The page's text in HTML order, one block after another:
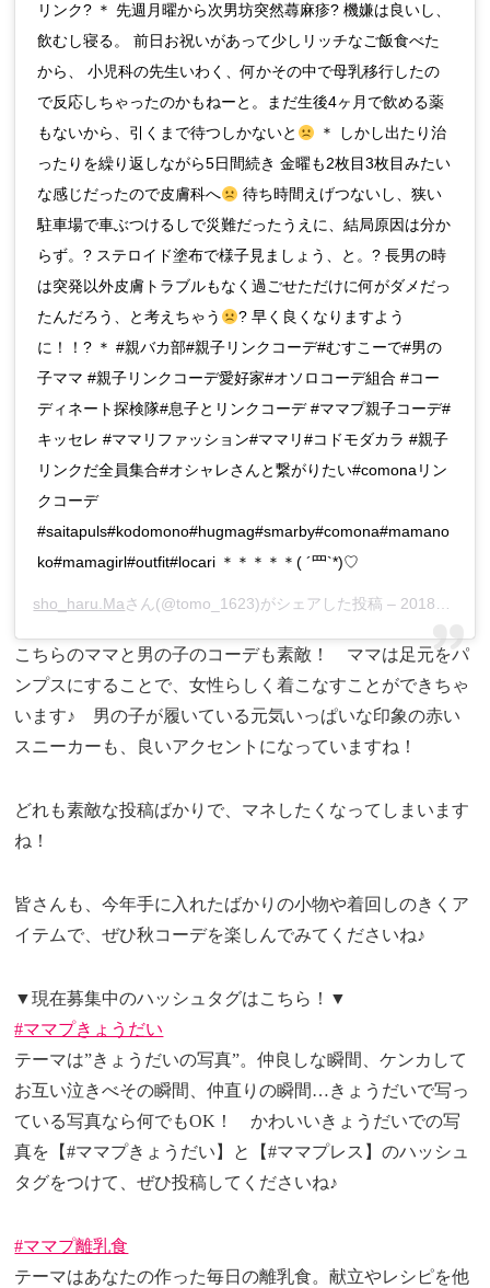
リンク? ＊ 先週月曜から次男坊突然蕁麻疹? 機嫌は良いし、
飲むし寝る。 前日お祝いがあって少しリッチなご飯食べた
から、 小児科の先生いわく、何かその中で母乳移行したの
で反応しちゃったのかもねーと。まだ生後4ヶ月で飲める薬
もないから、引くまで待つしかないと
＊ しかし出たり治
ったりを繰り返しながら5日間続き 金曜も2枚目3枚目みたい
な感じだったので皮膚科へ
待ち時間えげつないし、狭い
駐車場で車ぶつけるしで災難だったうえに、結局原因は分か
らず。? ステロイド塗布で様子見ましょう、と。? 長男の時
は突発以外皮膚トラブルもなく過ごせただけに何がダメだっ
たんだろう、と考えちゃう
? 早く良くなりますよう
に！！? ＊ #親バカ部#親子リンクコーデ#むすこーで#男の
子ママ #親子リンクコーデ愛好家#オソロコーデ組合 #コー
ディネート探検隊#息子とリンクコーデ #ママプ親子コーデ#
キッセレ #ママリファッション#ママリ#コドモダカラ #親子
リンクだ全員集合#オシャレさんと繋がりたい#comonaリン
クコーデ
#saitapuls#kodomono#hugmag#smarby#comona#mamano
ko#mamagirl#outfit#locari ＊＊＊＊＊( ´罒`*)♡
sho_haru.Maさん(@tomo_1623)がシェアした投稿 – 2018年 9月月16日午前4時32分PDT
こちらのママと男の子のコーデも素敵！ ママは足元をパ
ンプスにすることで、女性らしく着こなすことができちゃ
います♪ 男の子が履いている元気いっぱいな印象の赤い
スニーカーも、良いアクセントになっていますね！
どれも素敵な投稿ばかりで、マネしたくなってしまいます
ね！
皆さんも、今年手に入れたばかりの小物や着回しのきくア
イテムで、ぜひ秋コーデを楽しんでみてくださいね♪
▼現在募集中のハッシュタグはこちら！▼
#ママプきょうだい
テーマは”きょうだいの写真”。仲良しな瞬間、ケンカして
お互い泣きべその瞬間、仲直りの瞬間…きょうだいで写っ
ている写真なら何でもOK！ かわいいきょうだいでの写
真を【#ママプきょうだい】と【#ママプレス】のハッシュ
タグをつけて、ぜひ投稿してくださいね♪
#ママプ離乳食
テーマはあなたの作った毎日の離乳食。献立やレシピを他